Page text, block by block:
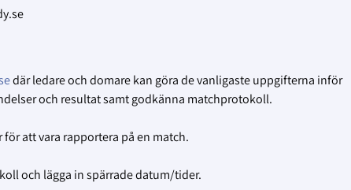
där ledare och domare kan göra de vanligaste uppgifterna inför
och resultat samt godkänna matchprotokoll.
att vara rapportera på en match.
och lägga in spärrade datum/tider.